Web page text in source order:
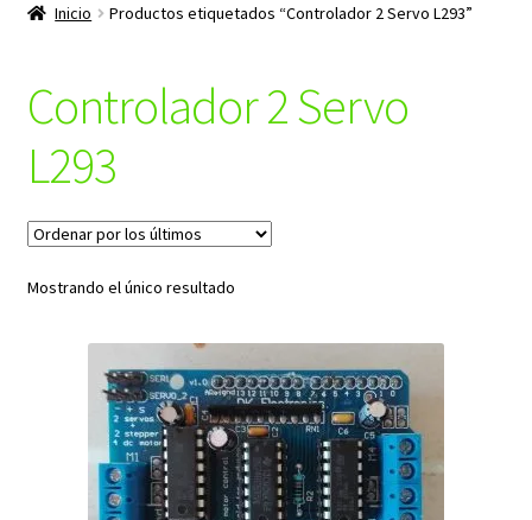
hijo
productos
Inicio Productos etiquetados “Controlador 2 Servo L293”
Controlador 2 Servo
L293
Mostrando el único resultado